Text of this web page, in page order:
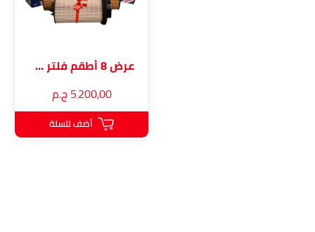
عرض 8 أطقم فلتر مرسيدس أكتروس جاز و زيت
5٬200٫00 ج.م
أضف للسلة